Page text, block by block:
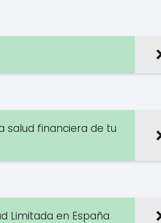
salud financiera de tu
Limitada en España